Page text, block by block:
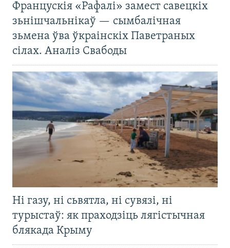
Францускія «Рафалі» замест савецкіх
зьнішчальнікаў — сымбалічная
зьмена ўва ўкраінскіх Паветраных
сілах. Аналіз Свабоды
Ні газу, ні сьвятла, ні сувязі, ні
турыстаў: як праходзіць лягістычная
блякада Крыму